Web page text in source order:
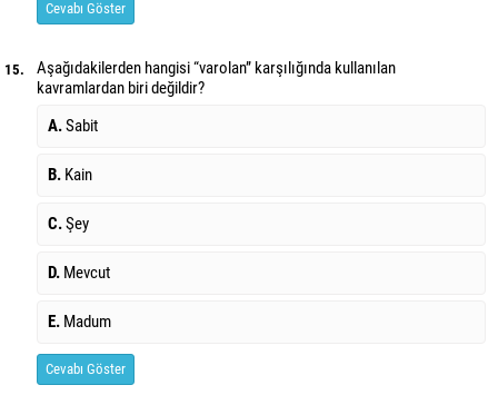
Cevabı Göster
15.
Aşağıdakilerden hangisi “varolan” karşılığında kullanılan
kavramlardan biri değildir?
A.Sabit
B. Kain
C.Şey
D. Mevcut
E. Madum
Cevabı Göster